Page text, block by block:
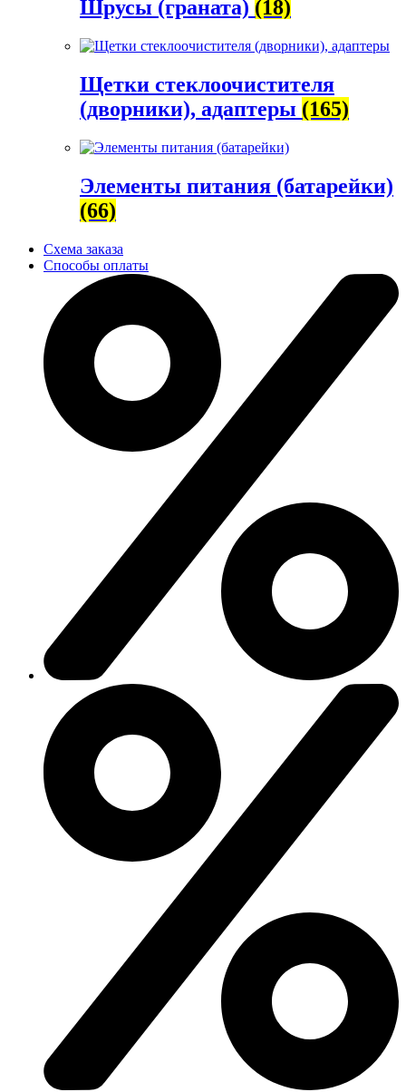
Шрусы (граната) (18)
Щетки стеклоочистителя
(дворники), адаптеры (165)
Элементы питания (батарейки)
(66)
Схема заказа
Способы оплаты